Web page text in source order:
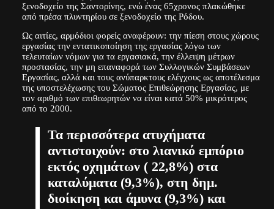
ξενοδοχείο της Σαντορίνης, ενώ ένας 65χρονος πλακώθηκε
από πρέσα πλυντηρίου σε ξενοδοχείο της Ρόδου.
Ως αιτίες, αρμόδιοι φορείς αναφέρουν: την πίεση στους χώρους
εργασίας την εντατικοποίηση της εργασίας λόγω των
τελευταίων νόμων για τα εργασιακά, την έλλειψη μέτρων
προστασίας, την μη επαναφορά των Συλλογικών Συμβάσεων
Εργασίας, αλλά και τους ανύπαρκτους ελέγχους ως αποτέλεσμα
της υποστελέχωσης του Σώματος Επιθεώρησης Εργασίας, με
τον αριθμό των επιθεωρητών να είναι κατά 50% μικρότερος
από το 2000.
Τα περισσότερα ατυχήματα
αντιστοιχούν: στο λιανικό εμπόριο
εκτός οχημάτων ( 22,8%) στα
καταλύματα (9,3%), στη δημ.
διοίκηση και άμυνα (9,3%) και